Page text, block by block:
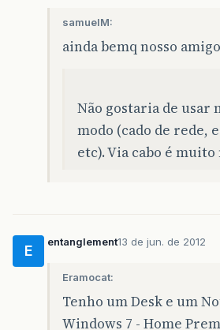
samuelM:
ainda bemq nosso
Não gostaria de usar
modo (cado de rede,
etc). Via cabo é
E
entanglement13 de jun. de 2012
Eramocat:
Tenho um Desk e um
Windows 7 - Home